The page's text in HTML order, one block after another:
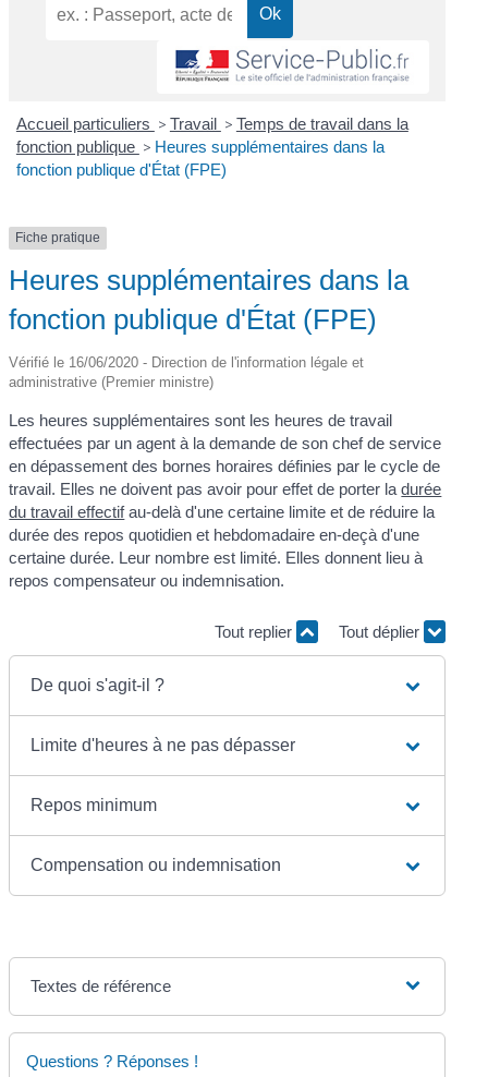
Accueil particuliers > Travail > Temps de travail dans la
fonction publique > Heures supplémentaires dans la
fonction publique d'État (FPE)
Fiche pratique
Heures supplémentaires dans la
fonction publique d'État (FPE)
Vérifié le 16/06/2020 - Direction de l'information légale et
administrative (Premier ministre)
Les heures supplémentaires sont les heures de travail
effectuées par un agent à la demande de son chef de service
en dépassement des bornes horaires définies par le cycle de
travail. Elles ne doivent pas avoir pour effet de porter ladurée
du travail effectifau-delà d'une certaine limite et de réduire la
durée des repos quotidien et hebdomadaire en-deçà d'une
certaine durée. Leur nombre est limité. Elles donnent lieu à
repos compensateur ou indemnisation.
Tout replier Tout déplier
De quoi s'agit-il ?
Limite d'heures à ne pas dépasser
Repos minimum
Compensation ou indemnisation
Textes de référence
Questions ? Réponses !